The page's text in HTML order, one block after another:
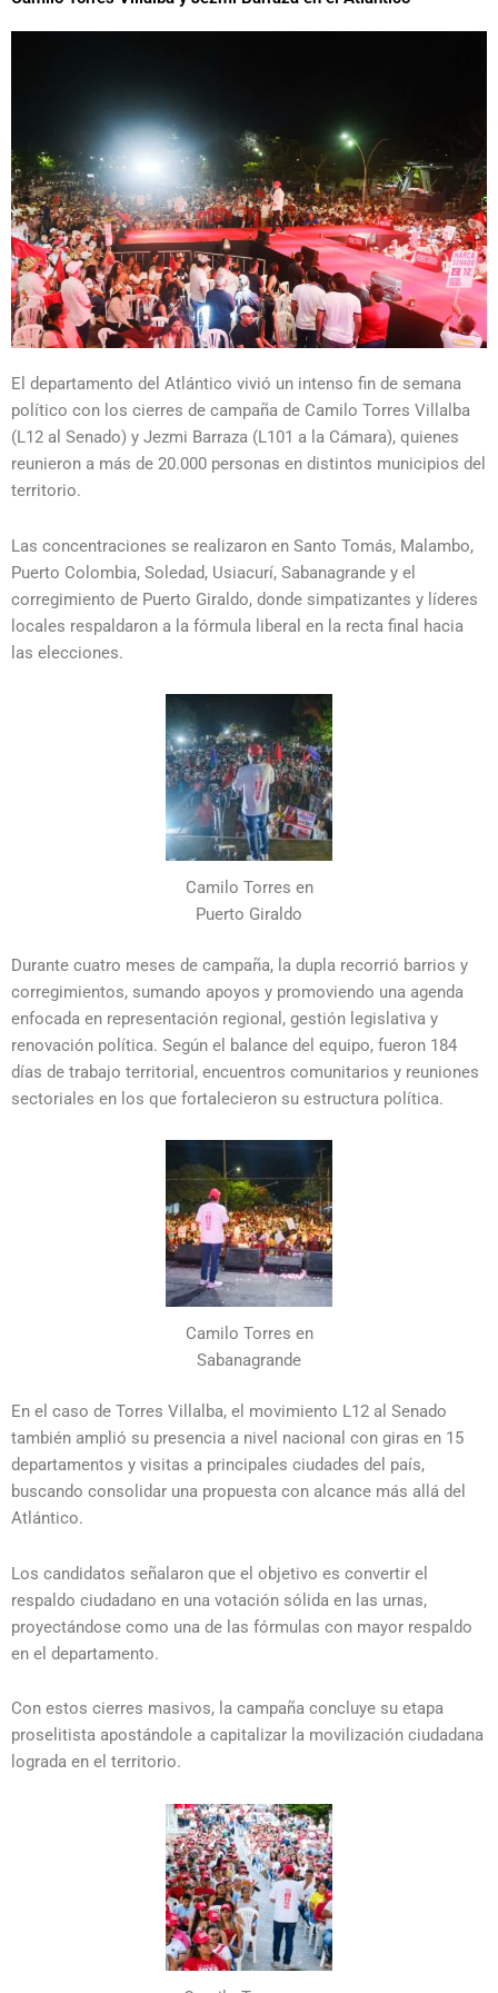
El departamento del Atlántico vivió un intenso fin de semana
político con los cierres de campaña de Camilo Torres Villalba
(L12 al Senado) y Jezmi Barraza (L101 a la Cámara), quienes
reunieron a más de 20.000 personas en distintos municipios del
territorio.
Las concentraciones se realizaron en Santo Tomás, Malambo,
Puerto Colombia, Soledad, Usiacurí, Sabanagrande y el
corregimiento de Puerto Giraldo, donde simpatizantes y líderes
locales respaldaron a la fórmula liberal en la recta final hacia
las elecciones.
Camilo Torres en
Puerto Giraldo
Durante cuatro meses de campaña, la dupla recorrió barrios y
corregimientos, sumando apoyos y promoviendo una agenda
enfocada en representación regional, gestión legislativa y
renovación política. Según el balance del equipo, fueron 184
días de trabajo territorial, encuentros comunitarios y reuniones
sectoriales en los que fortalecieron su estructura política.
Camilo Torres en
Sabanagrande
En el caso de Torres Villalba, el movimiento L12 al Senado
también amplió su presencia a nivel nacional con giras en 15
departamentos y visitas a principales ciudades del país,
buscando consolidar una propuesta con alcance más allá del
Atlántico.
Los candidatos señalaron que el objetivo es convertir el
respaldo ciudadano en una votación sólida en las urnas,
proyectándose como una de las fórmulas con mayor respaldo
en el departamento.
Con estos cierres masivos, la campaña concluye su etapa
proselitista apostándole a capitalizar la movilización ciudadana
lograda en el territorio.